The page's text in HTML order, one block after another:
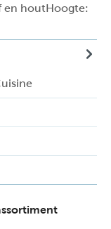
en houtHoogte: